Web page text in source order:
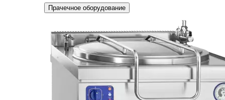
Прачечное оборудование